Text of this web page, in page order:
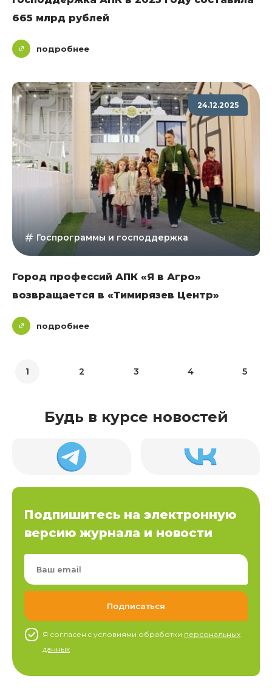
665 млрд рублей
подробнее
24.12.2025
Госпрограммы и господдержка
Город профессий АПК «Я в Агро»
возвращается в «Тимирязев Центр»
подробнее
1 2 3 4 5
Будь в курсе новостей
Подпишитесь на электронную
версию журнала и новости
Я согласен c условиями обработки персональных
данных